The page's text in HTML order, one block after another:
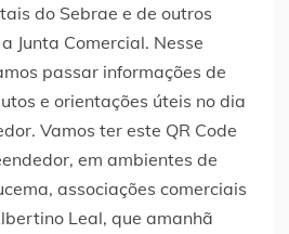
do Sebrae e de outros
Junta Comercial. Nesse
passar informações de
e orientações úteis no dia
Vamos ter este QR Code
em ambientes de
associações comerciais
Leal, que amanhã